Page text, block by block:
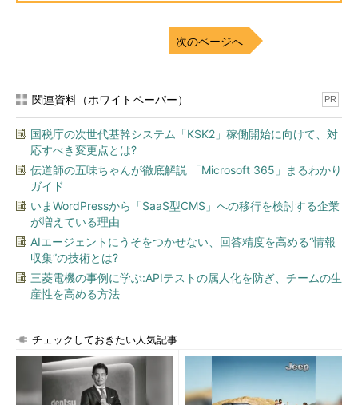
次のページへ
関連資料（ホワイトペーパー） PR
国税庁の次世代基幹システム「KSK2」稼働開始に向けて、対
応すべき変更点とは?
伝道師の五味ちゃんが徹底解説 「Microsoft 365」まるわかり
ガイド
いまWordPressから「SaaS型CMS」への移行を検討する企業
が増えている理由
AIエージェントにうそをつかせない、回答精度を高める“情報
収集”の技術とは?
三菱電機の事例に学ぶ:APIテストの属人化を防ぎ、チームの生
産性を高める方法
チェックしておきたい人気記事